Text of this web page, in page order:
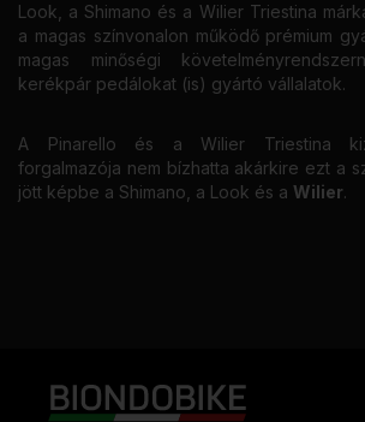
Look, a Shimano és a Wilier Triestina
a magas színvonalon működő prémium
magas minőségi
kerékpár pedálokat (is) gyártó vállalatok.
A Pinarello és a Wilier Triestina
forgalmazója nem bízhatta akárkire ezt a
jött képbe a Shimano, a Look és a Wilier.